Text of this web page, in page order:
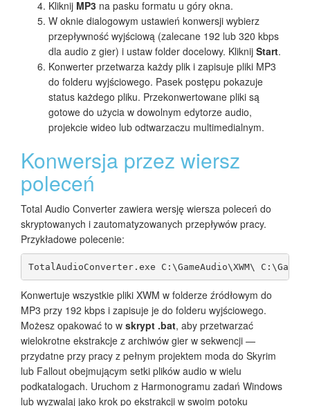
Kliknij MP3 na pasku formatu u góry okna.
W oknie dialogowym ustawień konwersji wybierz
przepływność wyjściową (zalecane 192 lub 320 kbps
dla audio z gier) i ustaw folder docelowy. Kliknij Start.
Konwerter przetwarza każdy plik i zapisuje pliki MP3
do folderu wyjściowego. Pasek postępu pokazuje
status każdego pliku. Przekonwertowane pliki są
gotowe do użycia w dowolnym edytorze audio,
projekcie wideo lub odtwarzaczu multimedialnym.
Konwersja przez wiersz
poleceń
Total Audio Converter zawiera wersję wiersza poleceń do
skryptowanych i zautomatyzowanych przepływów pracy.
Przykładowe polecenie:
TotalAudioConverter.exe C:\GameAudio\XWM\
Konwertuje wszystkie pliki XWM w folderze źródłowym do
MP3 przy 192 kbps i zapisuje je do folderu wyjściowego.
Możesz opakować to w skrypt .bat, aby przetwarzać
wielokrotne ekstrakcje z archiwów gier w sekwencji —
przydatne przy pracy z pełnym projektem moda do Skyrim
lub Fallout obejmującym setki plików audio w wielu
podkatalogach. Uruchom z Harmonogramu zadań Windows
lub wyzwalaj jako krok po ekstrakcji w swoim potoku